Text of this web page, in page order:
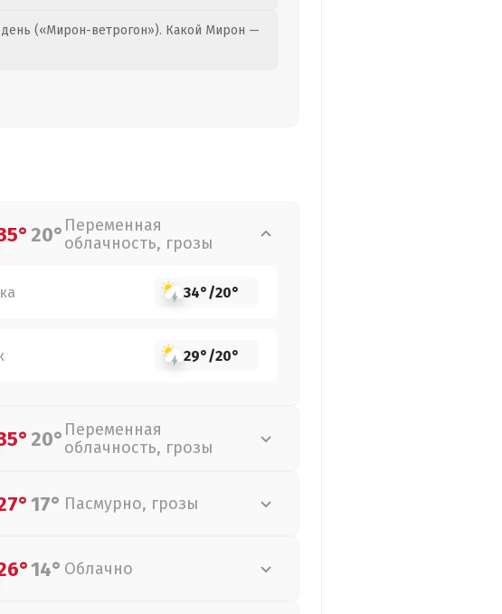
(«Мирон-ветрогон»). Какой Мирон —
20° Переменная
облачность, грозы
34°/20°
29°/20°
20° Переменная
облачность, грозы
17° Пасмурно, грозы
14° Облачно